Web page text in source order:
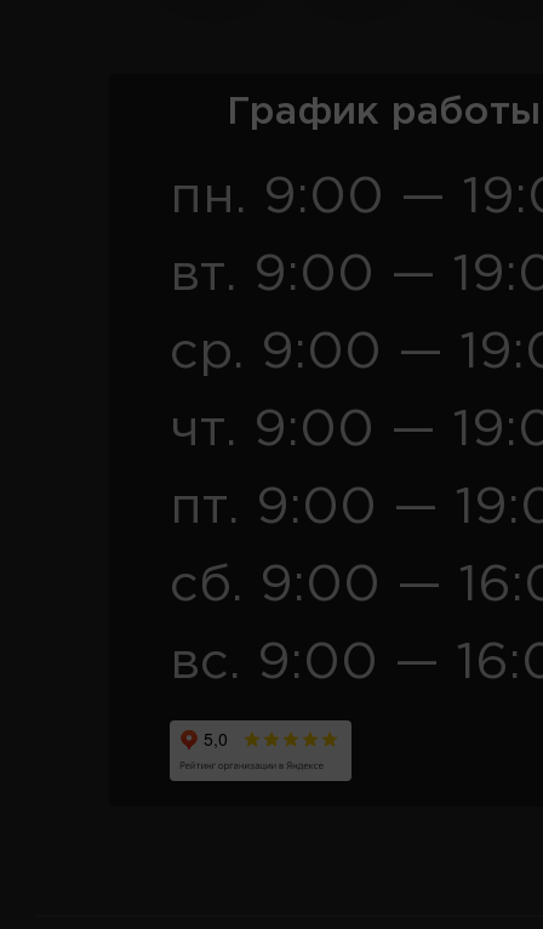
График
пн. 9:00 —
вт. 9:00 —
ср. 9:00 —
чт. 9:00 —
пт. 9:00 —
сб. 9:00 —
вс. 9:00 —